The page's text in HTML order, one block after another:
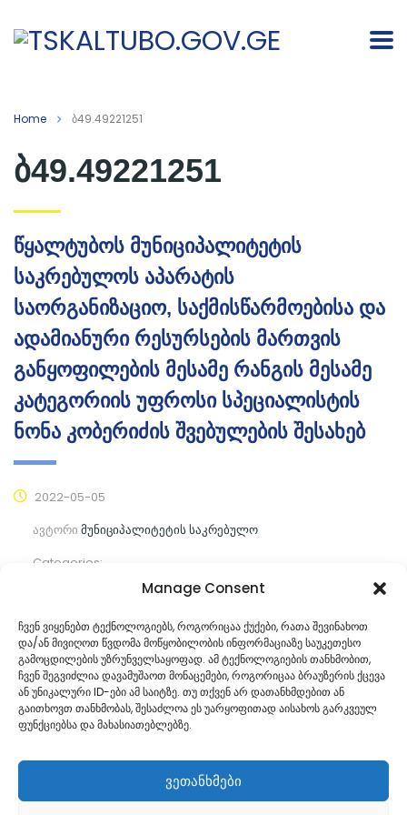
Manage Consent
ჩვენ ვიყენებთ ტექნოლოგიებს, როგორიცაა ქუქები, რათა შევინახოთ
და/ან მივიღოთ წვდომა მოწყობილობის ინფორმაციაზე საუკეთესო
გამოცდილების უზრუნველსაყოფად. ამ ტექნოლოგიების თანხმობით,
ჩვენ შეგვიძლია დავამუშაოთ მონაცემები, როგორიცაა ბრაუზერის ქცევა
ან უნიკალური ID-ები ამ საიტზე. თუ თქვენ არ დათანხმდებით ან
გაითხოვთ თანხმობას, შესაძლოა ეს უარყოფითად აისახოს გარკვეულ
ფუნქციებსა და მახასიათებლებზე.
ვეთანხმები
Home ბ49.49221251
ბ49.49221251
წყალტუბოს მუნიციპალიტეტის
საკრებულოს აპარატის
საორგანიზაციო, საქმისწარმოებისა და
ადამიანური რესურსების მართვის
განყოფილების მესამე რანგის მესამე
კატეგორიის უფროსი სპეციალისტის
ნონა კობერიძის შვებულების შესახებ
2022-05-05
ავტორი მუნიციპალიტეტის საკრებულო
Categories:
კომენტარები ჯერ არ არის
ᲒᲐᲜᲐᲒᲠᲫᲔ ᲙᲘᲗᲮᲕᲐ